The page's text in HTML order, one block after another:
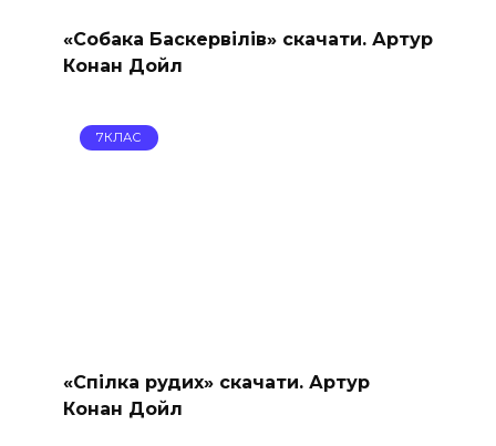
«Собака Баскервілів» скачати. Артур
Конан Дойл
7КЛАС
«Спілка рудих» скачати. Артур
Конан Дойл